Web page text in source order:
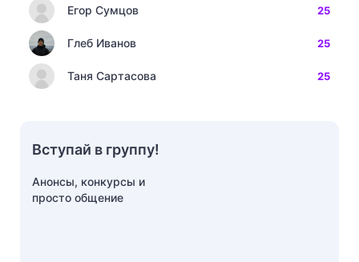
Егор Сумцов 25
Глеб Иванов 25
Таня Сартасова 25
Вступай в группу!
Анонсы, конкурсы и
просто общение